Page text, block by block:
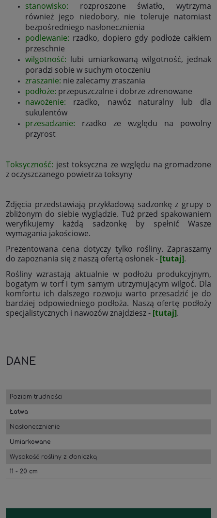
stanowisko: rozproszone światło, wytrzyma
również jego niedobory, nie toleruje natomiast
bezpośredniego nasłonecznienia
podlewanie: rzadko, dopiero gdy podłoże całkiem
przeschnie
wilgotność: lubi umiarkowaną wilgotność, jednak
poradzi sobie w suchym otoczeniu
zraszanie: nie zalecamy zraszania
podłoże: przepuszczalne i dobrze zdrenowane
nawożenie: rzadko, nawóz naturalny lub dla
sukulentów
przesadzanie: rzadko ze względu na powolny
przyrost
Toksyczność: jest toksyczna ze względu na gromadzone
z oczyszczanego powietrza toksyny
Zdjęcia przedstawiają przykładową sadzonkę z grupy o
zbliżonym do siebie wyglądzie. Tuż przed spakowaniem
weryfikujemy każdą sadzonkę by spełnić Wasze
wymagania jakościowe.
Prezentowana cena dotyczy tylko rośliny. Zapraszamy
do zapoznania się z naszą ofertą osłonek - [tutaj].
Rośliny wzrastają aktualnie w podłożu produkcyjnym,
bogatym w torf i tym samym utrzymującym wilgoć. Dla
komfortu ich dalszego rozwoju warto przesadzić je do
bardziej odpowiedniego podłoża. Naszą ofertę podłoży
specjalistycznych i nawozów znajdziesz - [tutaj].
DANE
Poziom trudności
Łatwa
Nasłonecznienie
Umiarkowane
Wysokość rośliny z doniczką
11 - 20 cm